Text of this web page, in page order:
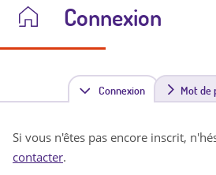
Connexion
Connexion(
n
Mot de
Si vous n'êtes pas encore inscrit,
contacter.